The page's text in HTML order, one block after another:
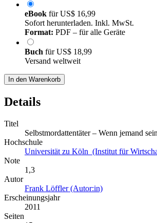
eBook fürUS$ 16,99
Sofort herunterladen. Inkl. MwSt.
Format: PDF – für alle Geräte
Buch fürUS$ 18,99
Versand weltweit
In den Warenkorb
Details
Titel
Selbstmordattentäter – Wenn jemand
Hochschule
Universität zu Köln (Institut für
Note
1,3
Autor
Frank Löffler (Autor:in)
Erscheinungsjahr
2011
Seiten